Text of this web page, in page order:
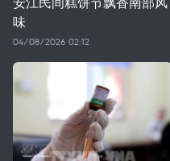
味
04/08/2026 02:12